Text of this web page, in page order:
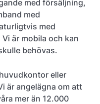
med försäljning,
med
med
är mobila och kan
behövas.
eller
är angelägna om att
mer än 12.000